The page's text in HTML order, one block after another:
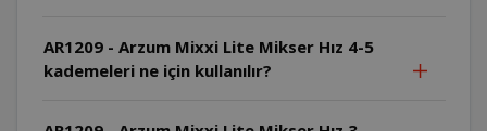
AR1209 - Arzum Mixxi Lite Mikser Hız 4-5
kademeleri ne için kullanılır?